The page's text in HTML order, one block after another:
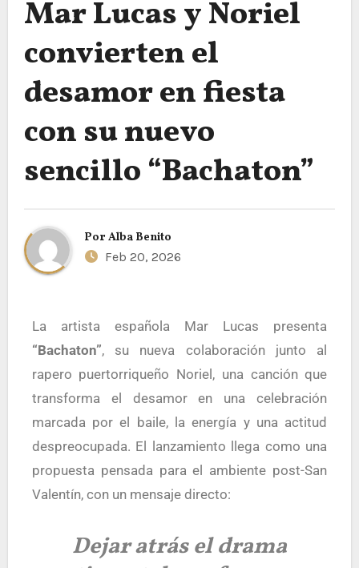
Mar Lucas y Noriel
convierten el
desamor en fiesta
con su nuevo
sencillo “Bachaton”
Por Alba Benito
Feb 20, 2026
La artista española Mar Lucas presenta
“Bachaton”, su nueva colaboración junto al
rapero puertorriqueño Noriel, una canción que
transforma el desamor en una celebración
marcada por el baile, la energía y una actitud
despreocupada. El lanzamiento llega como una
propuesta pensada para el ambiente post-San
Valentín, con un mensaje directo:
Dejar atrás el drama